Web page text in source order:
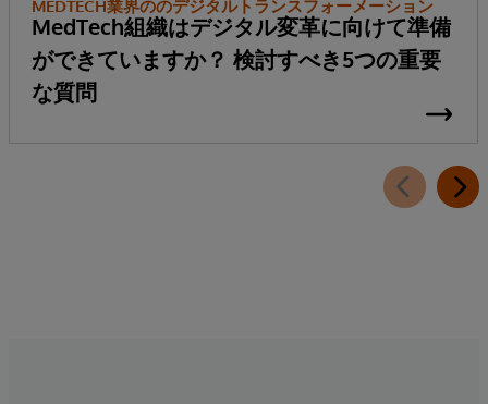
MEDTECH業界ののデジタルトランスフォーメーション
MedTech組織はデジタル変革に向けて準備
ができていますか？ 検討すべき5つの重要
な質問